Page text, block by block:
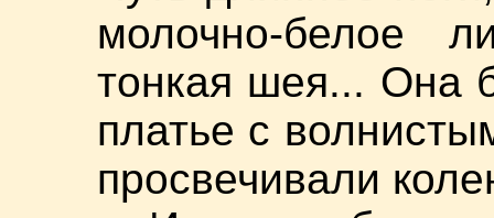
молочно-белое
тонкая шея... Она
платье с
просвечивали